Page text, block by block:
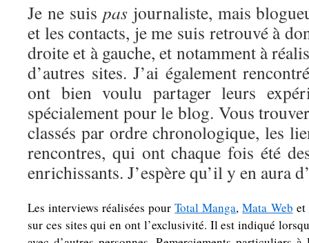
Je ne suis pasjournaliste, mais
et les contacts, je me suis retrouvé à
droite et à gauche, et notamment à
d’autres sites. J’ai également
ont bien voulu partager leurs
spécialement pour le blog. Vous
classés par ordre chronologique, les
rencontres, qui ont chaque fois été
enrichissants. J’espère qu’il y en aura
Les interviews réalisées pourTotal Manga,Mata Web et
sur ces sites qui en ont l’exclusivité. Il est indiqué